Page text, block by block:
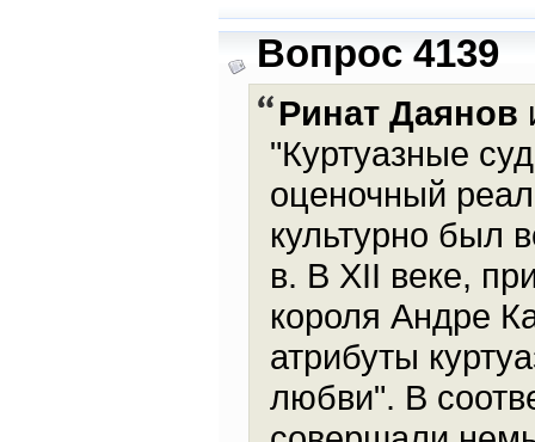
Вопрос 4139
Ринат Даянов
"Куртуазные
оценочный
культурно был
в. В XII веке,
короля Андре
атрибуты
любви". В